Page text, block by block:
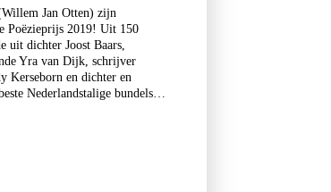
Jan Otten) zijn
Poëzieprijs 2019! Uit 150
uit dichter Joost Baars,
Yra van Dijk, schrijver
Kerseborn en dichter en
Nederlandstalige bundels…